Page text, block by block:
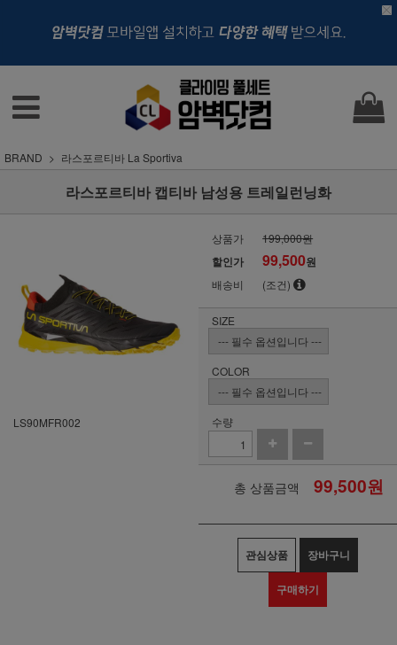
BRAND 라스포르티바 La Sportiva
라스포르티바 캡티바 남성용 트레일런닝화
LS90MFR002
상품가 199,000원
할인가 99,500원
배송비 (조건)
SIZE
COLOR
수량
총 상품금액 99,500원
관심상품 장바구니
구매하기